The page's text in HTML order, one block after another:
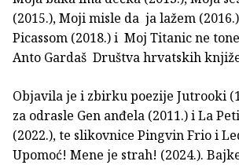
(2015.), Moji misle da ja lažem
Picassom (2018.) i Moj Titanic ne
Anto Gardaš Društva hrvatskih
Objavila je i zbirku poezije Jutrooki
za odrasle Gen anđela (2011.) i La
(2022.), te slikovnice Pingvin Frio i
Upomoć! Mene je strah! (2024.).